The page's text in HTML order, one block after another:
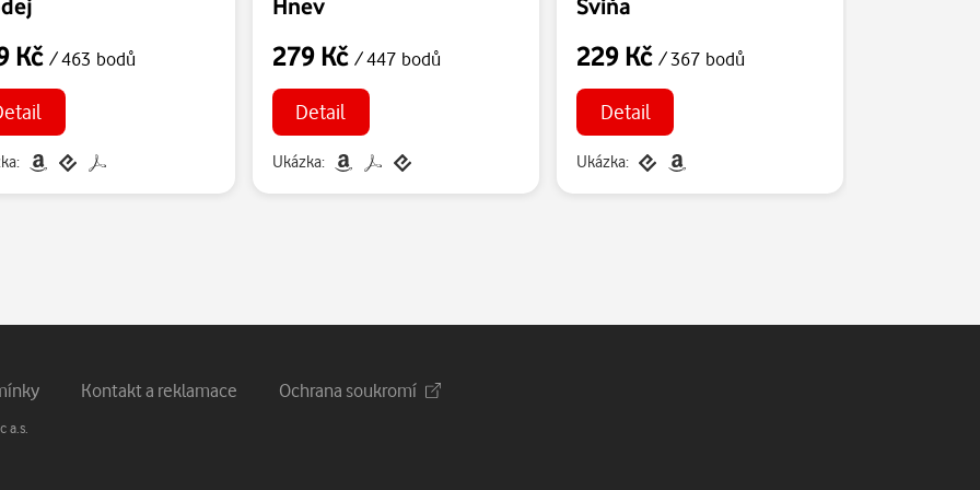
Kč/ 463 bodů 279 Kč / 447 bodů
Detail
Ukázka:
229 Kč / 367 bodů
Detail
Ukázka:
Kontakt a reklamace Ochrana soukromí
a.s.